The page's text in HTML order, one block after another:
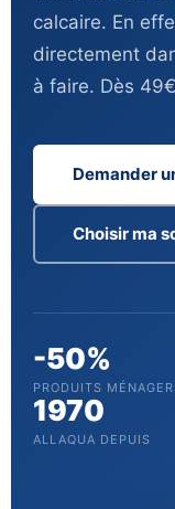
calcaire. En
directement
à faire. Dès
Demander
Choisir ma
-50%
PRODUITS
1970
ALLAQUA DEPUIS